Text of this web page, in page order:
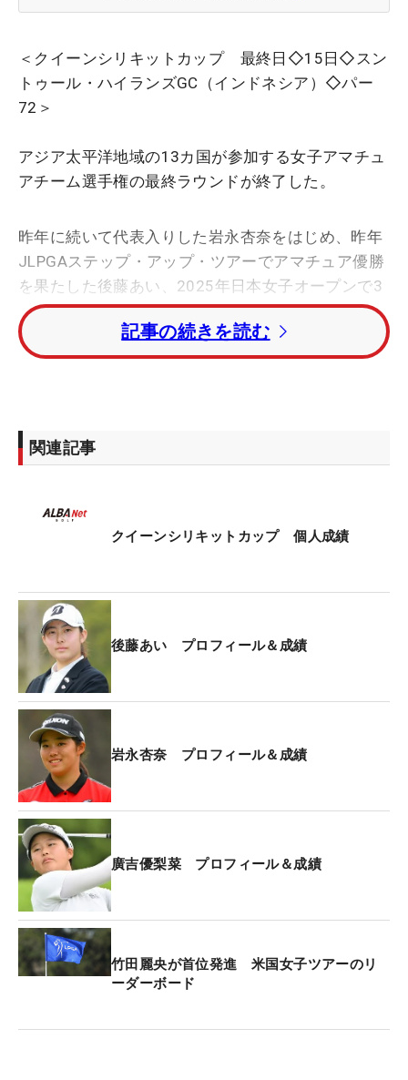
＜クイーンシリキットカップ 最終日◇15日◇スン
トゥール・ハイランズGC（インドネシア）◇パー
72＞
アジア太平洋地域の13カ国が参加する女子アマチュ
アチーム選手権の最終ラウンドが終了した。
昨年に続いて代表入りした岩永杏奈をはじめ、昨年
JLPGAステップ・アップ・ツアーでアマチュア優勝
を果たした後藤あい、2025年日本女子オープンで3
位に入りローアマチュアを獲得した廣吉優梨菜の3
人が出場。
ンダーで、大会4連覇がかかるチーム韓国を1打差で
下し、2022年以来となる8度目の優勝を挙げた。
さらに個人戦では、キム・ギュビン（韓国）とのプ
レーオフに敗れたものの後藤が2位。2打差に岩永、
【団体戦・最終ラウンドの上位成績】
1位：日本（-33）
2位：韓国（-32）
3位：香港（-19）
4位：台湾（-9）
5位：タイ（-9）
記事の続きを読む
関連記事
クイーンシリキットカップ 個人成績
後藤あい プロフィール＆成績
岩永杏奈 プロフィール＆成績
廣吉優梨菜 プロフィール＆成績
竹田麗央が首位発進 米国女子ツアーのリ
ーダーボード